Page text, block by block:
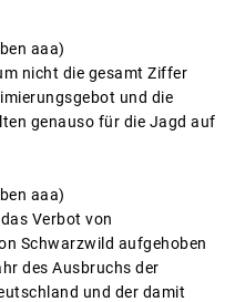
aaa)
nicht die gesamt Ziffer
und die
genauso für die Jagd auf
aaa)
Verbot von
Schwarzwild aufgehoben
des Ausbruchs der
und der damit